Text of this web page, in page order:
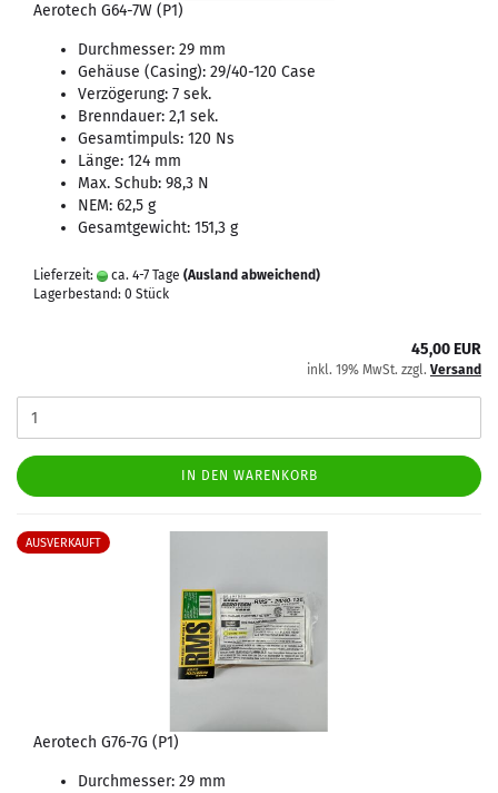
Aerotech G64-7W (P1)
Durchmesser: 29 mm
Gehäuse (Casing): 29/40-120 Case
Verzögerung: 7 sek.
Brenndauer: 2,1 sek.
Gesamtimpuls: 120 Ns
Länge: 124 mm
Max. Schub: 98,3 N
NEM: 62,5 g
Gesamtgewicht: 151,3 g
Lieferzeit: ca. 4-7 Tage (Ausland abweichend)
Lagerbestand: 0 Stück
45,00 EUR
inkl. 19% MwSt. zzgl. Versand
IN DEN WARENKORB
AUSVERKAUFT
Aerotech G76-7G (P1)
Durchmesser: 29 mm